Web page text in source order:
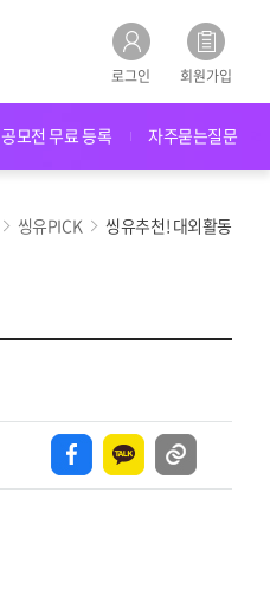
로그인 회원가입
공모전 무료 등록 자주묻는질문
씽유PICK 씽유추천! 대외활동